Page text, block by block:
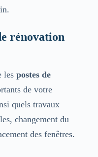
rénovation
les postes de
de votre
quels travaux
changement du
des fenêtres.